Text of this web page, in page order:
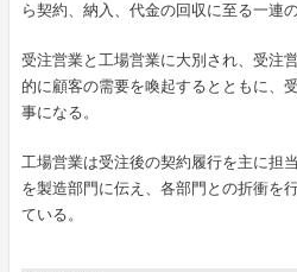
ら契約、納入、代金の回収に至る一連
受注営業と工場営業に大別され、受注
的に顧客の需要を喚起するとともに、
事になる。
工場営業は受注後の契約履行を主に担
を製造部門に伝え、各部門との折衝を
ている。